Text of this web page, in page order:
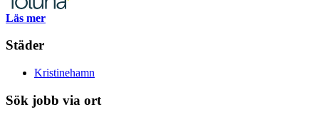
Läs mer
Städer
Kristinehamn
Sök jobb via ort